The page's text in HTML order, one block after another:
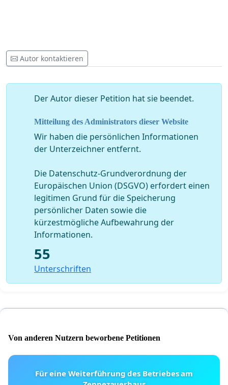
Autor kontaktieren
Der Autor dieser Petition hat sie beendet.
Mitteilung des Administrators dieser Website
Wir haben die persönlichen Informationen
der Unterzeichner entfernt.
Die Datenschutz-Grundverordnung der
Europäischen Union (DSGVO) erfordert einen
legitimen Grund für die Speicherung
persönlicher Daten sowie die
kürzestmögliche Aufbewahrung der
Informationen.
55
Unterschriften
Von anderen Nutzern beworbene Petitionen
Für eine Weiterführung des Betriebes am